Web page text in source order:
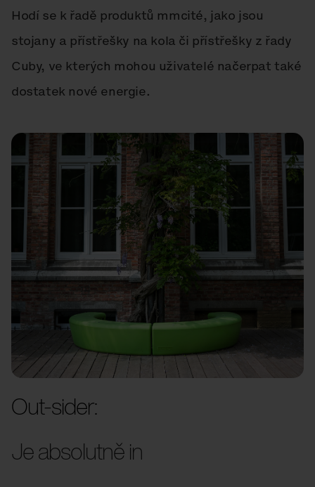
Hodí se k řadě produktů mmcité, jako jsou
stojany a přístřešky na kola či přístřešky z řady
Cuby, ve kterých mohou uživatelé načerpat také
dostatek nové energie.
Out-sider:
Je absolutně in